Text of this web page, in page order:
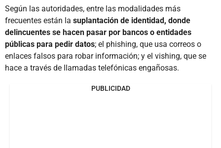
Según las autoridades, entre las modalidades más
frecuentes están la suplantación de identidad, donde
delincuentes se hacen pasar por bancos o entidades
públicas para pedir datos; el phishing, que usa correos o
enlaces falsos para robar información; y el vishing, que se
hace a través de llamadas telefónicas engañosas.
PUBLICIDAD